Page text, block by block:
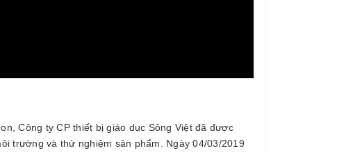
Công ty CP thiết bị giáo dục Sông Việt đã được
trường và thử nghiệm sản phẩm. Ngày 04/03/2019